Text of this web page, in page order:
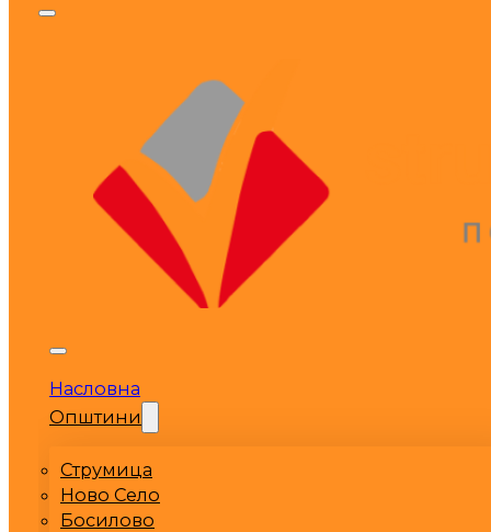
Насловна
Општини
Струмица
Ново Село
Босилово